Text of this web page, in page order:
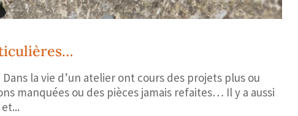
la vie d’un atelier ont cours des projets plus ou
manquées ou des pièces jamais refaites… Il y a aussi